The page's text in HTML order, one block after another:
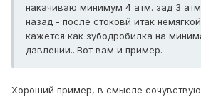
накачиваю минимум 4 атм. зад 3
назад - после стоковй итак
кажется как зубодробилка на
давлении...Вот вам и пример.
Хороший пример, в смысле